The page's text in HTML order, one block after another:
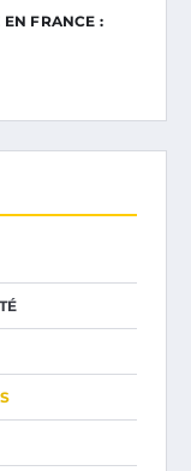
FRANCE :